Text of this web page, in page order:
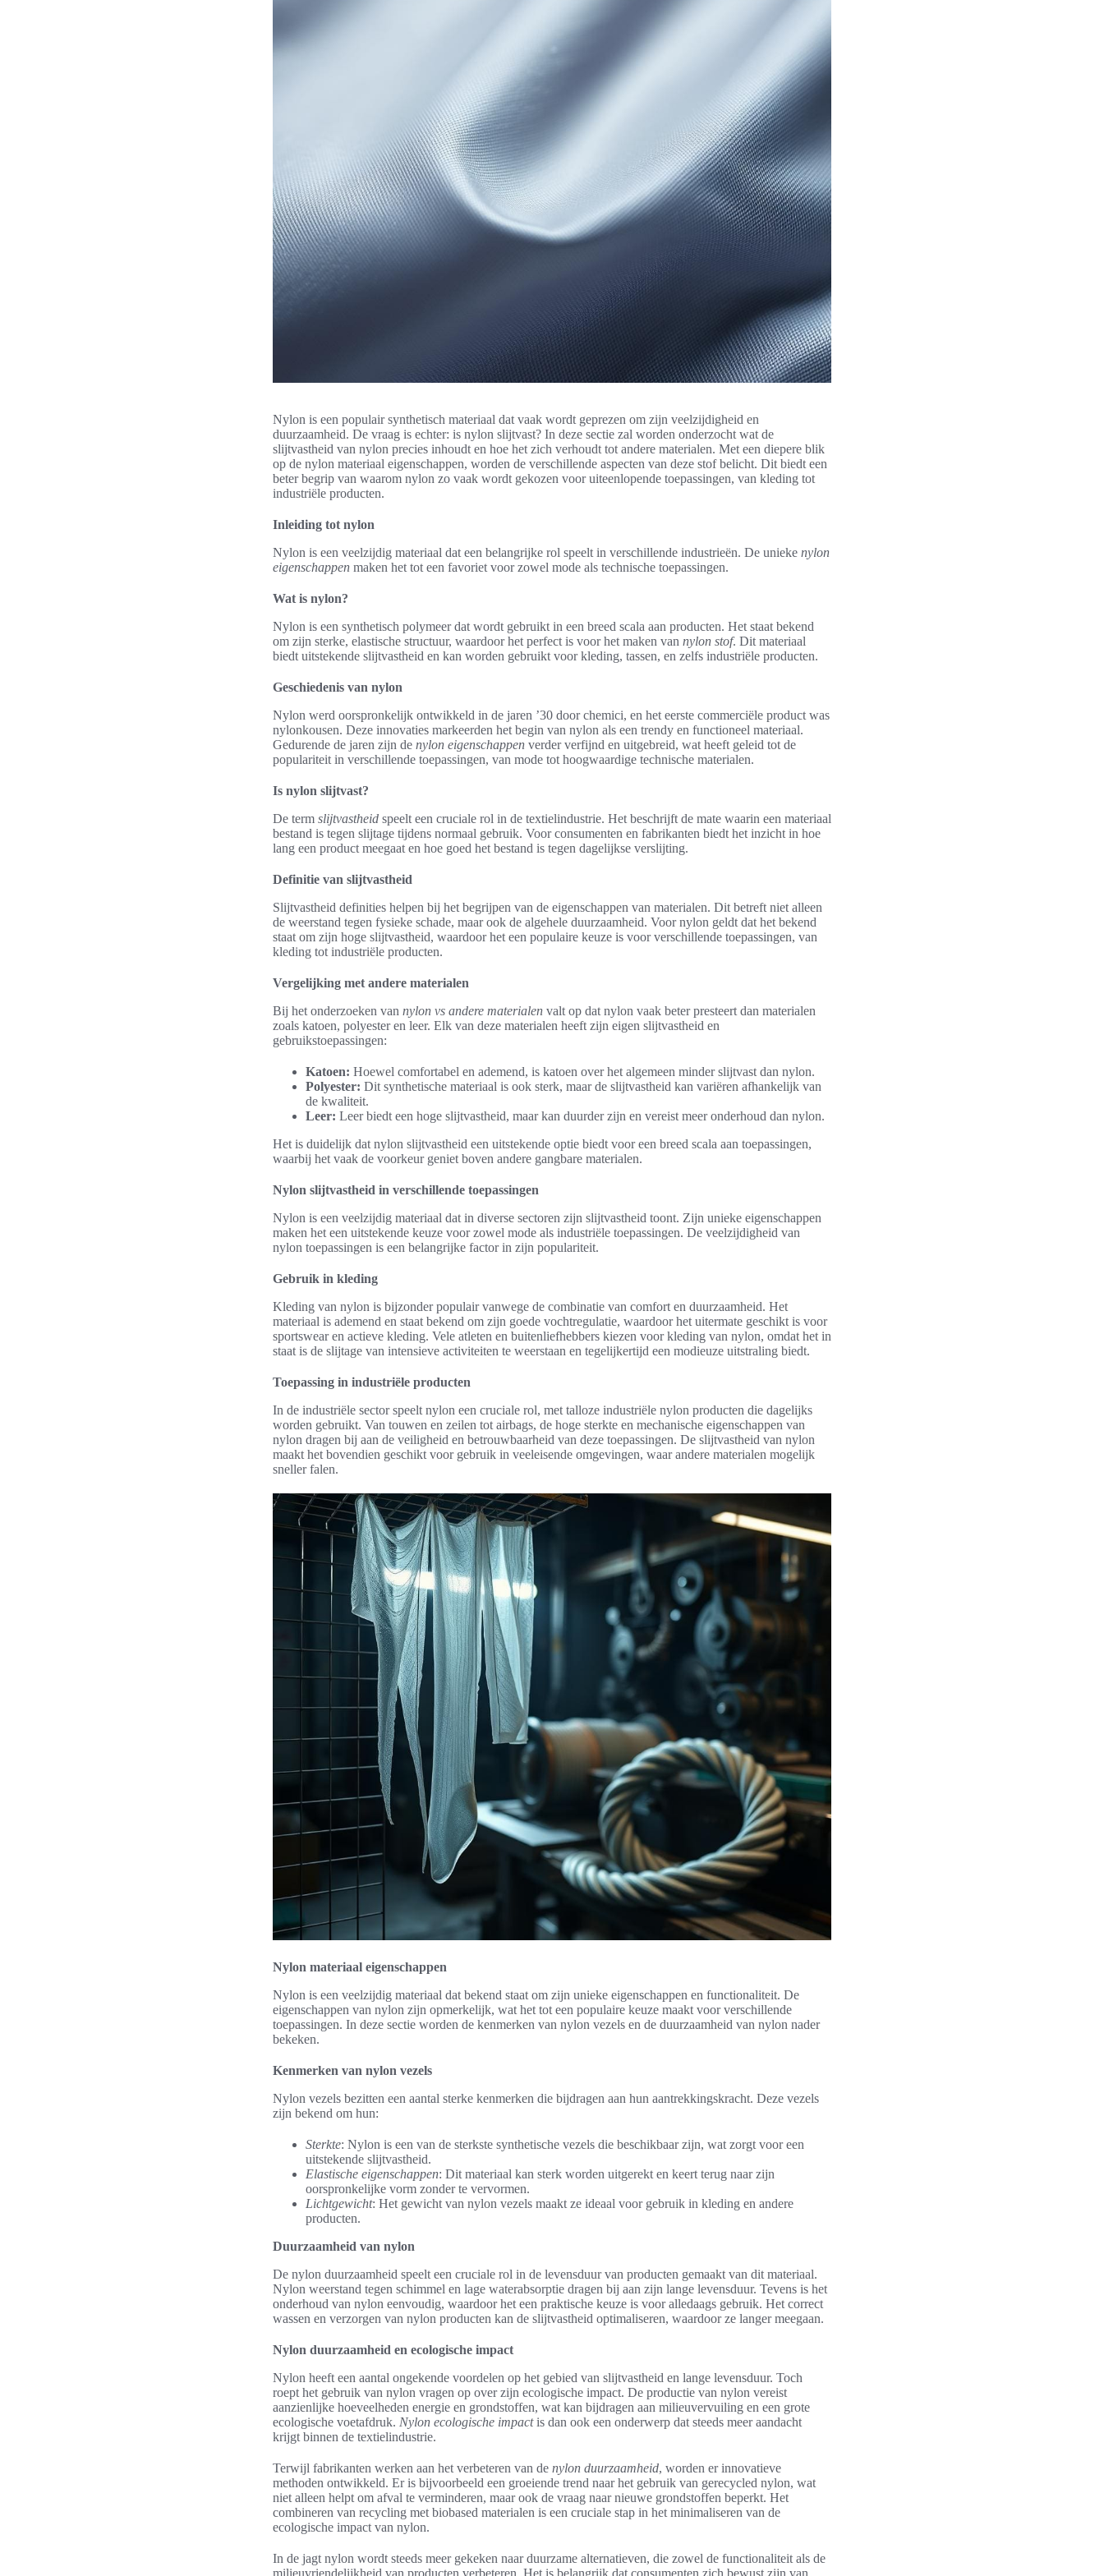
Nylon is een populair synthetisch materiaal dat vaak wordt geprezen om zijn veelzijdigheid en
duurzaamheid. De vraag is echter: is nylon slijtvast? In deze sectie zal worden onderzocht wat de
slijtvastheid van nylon precies inhoudt en hoe het zich verhoudt tot andere materialen. Met een diepere blik
op de nylon materiaal eigenschappen, worden de verschillende aspecten van deze stof belicht. Dit biedt een
beter begrip van waarom nylon zo vaak wordt gekozen voor uiteenlopende toepassingen, van kleding tot
industriële producten.
Inleiding tot nylon
Nylon is een veelzijdig materiaal dat een belangrijke rol speelt in verschillende industrieën. De unieke nylon
eigenschappen maken het tot een favoriet voor zowel mode als technische toepassingen.
Wat is nylon?
Nylon is een synthetisch polymeer dat wordt gebruikt in een breed scala aan producten. Het staat bekend
om zijn sterke, elastische structuur, waardoor het perfect is voor het maken van nylon stof. Dit materiaal
biedt uitstekende slijtvastheid en kan worden gebruikt voor kleding, tassen, en zelfs industriële producten.
Geschiedenis van nylon
Nylon werd oorspronkelijk ontwikkeld in de jaren ’30 door chemici, en het eerste commerciële product was
nylonkousen. Deze innovaties markeerden het begin van nylon als een trendy en functioneel materiaal.
Gedurende de jaren zijn de nylon eigenschappen verder verfijnd en uitgebreid, wat heeft geleid tot de
populariteit in verschillende toepassingen, van mode tot hoogwaardige technische materialen.
Is nylon slijtvast?
De term slijtvastheid speelt een cruciale rol in de textielindustrie. Het beschrijft de mate waarin een materiaal
bestand is tegen slijtage tijdens normaal gebruik. Voor consumenten en fabrikanten biedt het inzicht in hoe
lang een product meegaat en hoe goed het bestand is tegen dagelijkse verslijting.
Definitie van slijtvastheid
Slijtvastheid definities helpen bij het begrijpen van de eigenschappen van materialen. Dit betreft niet alleen
de weerstand tegen fysieke schade, maar ook de algehele duurzaamheid. Voor nylon geldt dat het bekend
staat om zijn hoge slijtvastheid, waardoor het een populaire keuze is voor verschillende toepassingen, van
kleding tot industriële producten.
Vergelijking met andere materialen
Bij het onderzoeken van nylon vs andere materialen valt op dat nylon vaak beter presteert dan materialen
zoals katoen, polyester en leer. Elk van deze materialen heeft zijn eigen slijtvastheid en
gebruikstoepassingen:
Katoen: Hoewel comfortabel en ademend, is katoen over het algemeen minder slijtvast dan nylon.
Polyester: Dit synthetische materiaal is ook sterk, maar de slijtvastheid kan variëren afhankelijk van
de kwaliteit.
Leer: Leer biedt een hoge slijtvastheid, maar kan duurder zijn en vereist meer onderhoud dan nylon.
Het is duidelijk dat nylon slijtvastheid een uitstekende optie biedt voor een breed scala aan toepassingen,
waarbij het vaak de voorkeur geniet boven andere gangbare materialen.
Nylon slijtvastheid in verschillende toepassingen
Nylon is een veelzijdig materiaal dat in diverse sectoren zijn slijtvastheid toont. Zijn unieke eigenschappen
maken het een uitstekende keuze voor zowel mode als industriële toepassingen. De veelzijdigheid van
nylon toepassingen is een belangrijke factor in zijn populariteit.
Gebruik in kleding
Kleding van nylon is bijzonder populair vanwege de combinatie van comfort en duurzaamheid. Het
materiaal is ademend en staat bekend om zijn goede vochtregulatie, waardoor het uitermate geschikt is voor
sportswear en actieve kleding. Vele atleten en buitenliefhebbers kiezen voor kleding van nylon, omdat het in
staat is de slijtage van intensieve activiteiten te weerstaan en tegelijkertijd een modieuze uitstraling biedt.
Toepassing in industriële producten
In de industriële sector speelt nylon een cruciale rol, met talloze industriële nylon producten die dagelijks
worden gebruikt. Van touwen en zeilen tot airbags, de hoge sterkte en mechanische eigenschappen van
nylon dragen bij aan de veiligheid en betrouwbaarheid van deze toepassingen. De slijtvastheid van nylon
maakt het bovendien geschikt voor gebruik in veeleisende omgevingen, waar andere materialen mogelijk
sneller falen.
Nylon materiaal eigenschappen
Nylon is een veelzijdig materiaal dat bekend staat om zijn unieke eigenschappen en functionaliteit. De
eigenschappen van nylon zijn opmerkelijk, wat het tot een populaire keuze maakt voor verschillende
toepassingen. In deze sectie worden de kenmerken van nylon vezels en de duurzaamheid van nylon nader
bekeken.
Kenmerken van nylon vezels
Nylon vezels bezitten een aantal sterke kenmerken die bijdragen aan hun aantrekkingskracht. Deze vezels
zijn bekend om hun:
Sterkte: Nylon is een van de sterkste synthetische vezels die beschikbaar zijn, wat zorgt voor een
uitstekende slijtvastheid.
Elastische eigenschappen: Dit materiaal kan sterk worden uitgerekt en keert terug naar zijn
oorspronkelijke vorm zonder te vervormen.
Lichtgewicht: Het gewicht van nylon vezels maakt ze ideaal voor gebruik in kleding en andere
producten.
Duurzaamheid van nylon
De nylon duurzaamheid speelt een cruciale rol in de levensduur van producten gemaakt van dit materiaal.
Nylon weerstand tegen schimmel en lage waterabsorptie dragen bij aan zijn lange levensduur. Tevens is het
onderhoud van nylon eenvoudig, waardoor het een praktische keuze is voor alledaags gebruik. Het correct
wassen en verzorgen van nylon producten kan de slijtvastheid optimaliseren, waardoor ze langer meegaan.
Nylon duurzaamheid en ecologische impact
Nylon heeft een aantal ongekende voordelen op het gebied van slijtvastheid en lange levensduur. Toch
roept het gebruik van nylon vragen op over zijn ecologische impact. De productie van nylon vereist
aanzienlijke hoeveelheden energie en grondstoffen, wat kan bijdragen aan milieuvervuiling en een grote
ecologische voetafdruk. Nylon ecologische impactis dan ook een onderwerp dat steeds meer aandacht
krijgt binnen de textielindustrie.
Terwijl fabrikanten werken aan het verbeteren van de nylon duurzaamheid, worden er innovatieve
methoden ontwikkeld. Er is bijvoorbeeld een groeiende trend naar het gebruik van gerecycled nylon, wat
niet alleen helpt om afval te verminderen, maar ook de vraag naar nieuwe grondstoffen beperkt. Het
combineren van recycling met biobased materialen is een cruciale stap in het minimaliseren van de
ecologische impact van nylon.
In de jagt nylon wordt steeds meer gekeken naar duurzame alternatieven, die zowel de functionaliteit als de
milieuvriendelijkheid van producten verbeteren. Het is belangrijk dat consumenten zich bewust zijn van